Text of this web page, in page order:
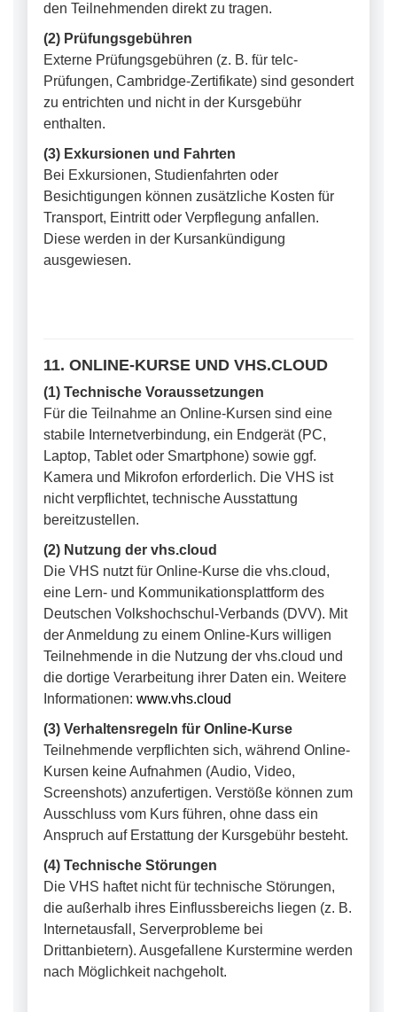
den Teilnehmenden direkt zu tragen.
(2) Prüfungsgebühren
Externe Prüfungsgebühren (z. B. für telc-
Prüfungen, Cambridge-Zertifikate) sind gesondert
zu entrichten und nicht in der Kursgebühr
enthalten.
(3) Exkursionen und Fahrten
Bei Exkursionen, Studienfahrten oder
Besichtigungen können zusätzliche Kosten für
Transport, Eintritt oder Verpflegung anfallen.
Diese werden in der Kursankündigung
ausgewiesen.
11. ONLINE-KURSE UND VHS.CLOUD
(1) Technische Voraussetzungen
Für die Teilnahme an Online-Kursen sind eine
stabile Internetverbindung, ein Endgerät (PC,
Laptop, Tablet oder Smartphone) sowie ggf.
Kamera und Mikrofon erforderlich. Die VHS ist
nicht verpflichtet, technische Ausstattung
bereitzustellen.
(2) Nutzung der vhs.cloud
Die VHS nutzt für Online-Kurse die vhs.cloud,
eine Lern- und Kommunikationsplattform des
Deutschen Volkshochschul-Verbands (DVV). Mit
der Anmeldung zu einem Online-Kurs willigen
Teilnehmende in die Nutzung der vhs.cloud und
die dortige Verarbeitung ihrer Daten ein. Weitere
Informationen: www.vhs.cloud
(3) Verhaltensregeln für Online-Kurse
Teilnehmende verpflichten sich, während Online-
Kursen keine Aufnahmen (Audio, Video,
Screenshots) anzufertigen. Verstöße können zum
Ausschluss vom Kurs führen, ohne dass ein
Anspruch auf Erstattung der Kursgebühr besteht.
(4) Technische Störungen
Die VHS haftet nicht für technische Störungen,
die außerhalb ihres Einflussbereichs liegen (z. B.
Internetausfall, Serverprobleme bei
Drittanbietern). Ausgefallene Kurstermine werden
nach Möglichkeit nachgeholt.